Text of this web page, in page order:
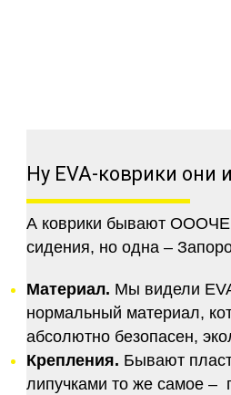
Ну EVA-коврики они
А коврики бывают
сидения, но одна –
Материал. Мы видели
нормальный материал,
абсолютно безопасен,
Крепления. Бывают
липучками то же самое –